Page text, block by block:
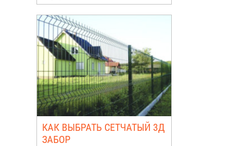
КАК ВЫБРАТЬ СЕТЧАТЫЙ 3Д
ЗАБОР